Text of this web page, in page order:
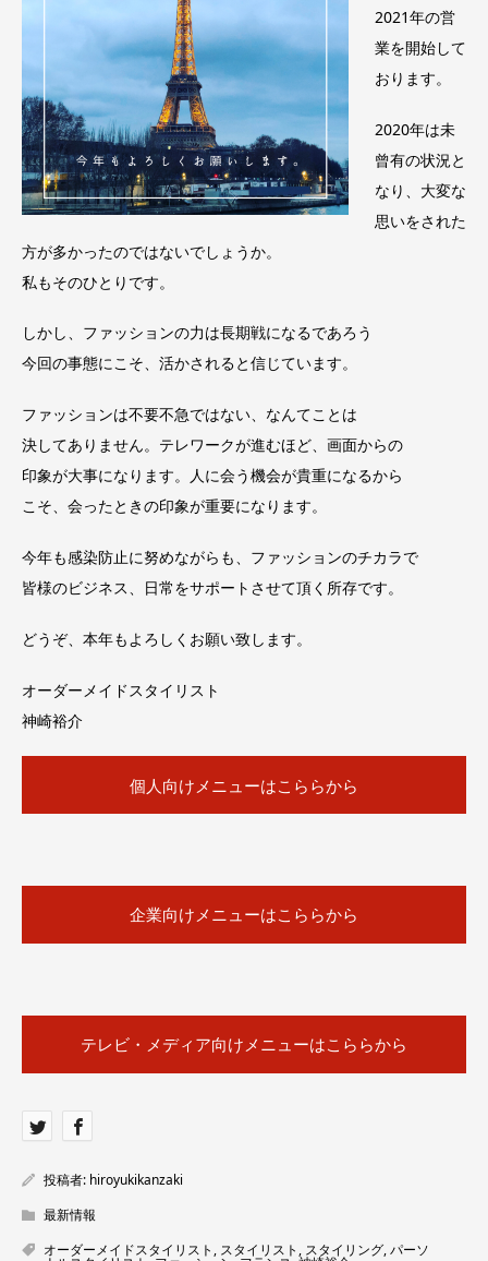
2021年の営
業を開始して
おります。
2020年は未
曾有の状況と
なり、大変な
思いをされた
方が多かったのではないでしょうか。
私もそのひとりです。
しかし、ファッションの力は長期戦になるであろう
今回の事態にこそ、活かされると信じています。
ファッションは不要不急ではない、なんてことは
決してありません。テレワークが進むほど、画面からの
印象が大事になります。人に会う機会が貴重になるから
こそ、会ったときの印象が重要になります。
今年も感染防止に努めながらも、ファッションのチカラで
皆様のビジネス、日常をサポートさせて頂く所存です。
どうぞ、本年もよろしくお願い致します。
オーダーメイドスタイリスト
神崎裕介
個人向けメニューはこららから
企業向けメニューはこららから
テレビ・メディア向けメニューはこららから
投稿者: hiroyukikanzaki
最新情報
オーダーメイドスタイリスト , スタイリスト , スタイリング,パーソ